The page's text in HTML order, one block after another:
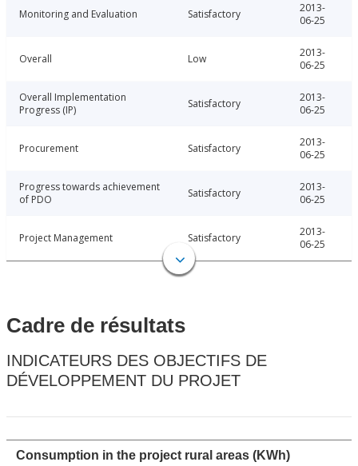
Monitoring and Evaluation Satisfactory
2013-
06-25
Overall Low
2013-
06-25
Overall Implementation
Progress (IP)
Satisfactory
2013-
06-25
Procurement Satisfactory
2013-
06-25
Progress towards achievement
of PDO
Satisfactory
2013-
06-25
Project Management Satisfactory
2013-
06-25
Cadre de résultats
INDICATEURS DES OBJECTIFS DE
DÉVELOPPEMENT DU PROJET
Consumption in the project rural areas (KWh)